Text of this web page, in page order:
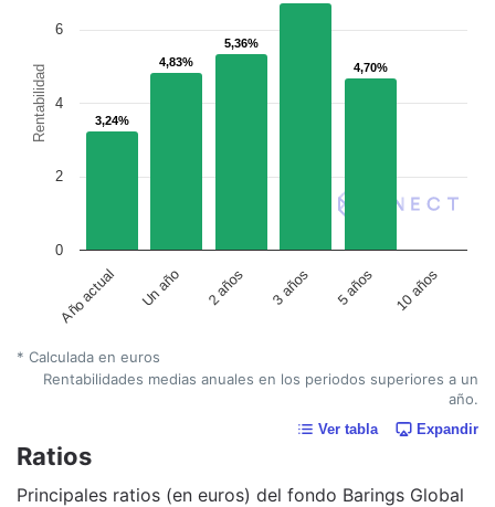
Rentabilidad 3,24%
3,24%
4,83%
4,83%
5,36%
5,36%
4,70%
4,70%
Año actual Un año 2 años 3 años 5 años 10 años
0
2
4
6
* Calculada en euros
Rentabilidades medias anuales en los periodos superiores a un
año.
Ver tabla Expandir
Ratios
Principales ratios (en euros) del fondo Barings Global